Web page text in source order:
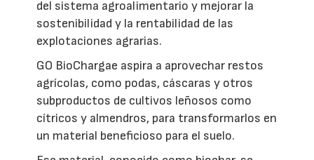
del sistema agroalimentario y mejorar la
sostenibilidad y la rentabilidad de las
explotaciones agrarias.
GO BioChargae aspira a aprovechar restos
agrícolas, como podas, cáscaras y otros
subproductos de cultivos leñosos como
cítricos y almendros, para transformarlos en
un material beneficioso para el suelo.